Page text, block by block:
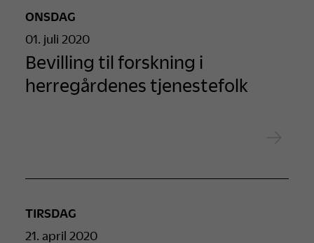
ONSDAG
01. juli 2020
Bevilling til forskning i
herregårdenes tjenestefolk
TIRSDAG
21. april 2020